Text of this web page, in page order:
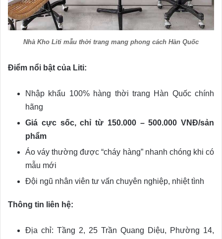
Nhà Kho Liti mẫu thời trang mang phong cách Hàn Quốc
Điểm nổi bật của Liti:
Nhập khẩu 100% hàng thời trang Hàn Quốc chính
hãng
Giá cực sốc, chỉ từ 150.000 – 500.000 VNĐ/sản
phẩm
Áo váy thường được “cháy hàng” nhanh chóng khi có
mẫu mới
Đội ngũ nhân viên tư vấn chuyên nghiệp, nhiệt tình
Thông tin liên hệ:
Địa chỉ: Tầng 2, 25 Trần Quang Diệu, Phường 14,